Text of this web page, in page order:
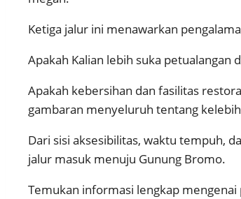
Ketiga jalur ini menawarkan
Apakah Kalian lebih suka
Apakah kebersihan dan fasilitas
gambaran menyeluruh tentang
Dari sisi aksesibilitas, waktu tempuh,
jalur masuk menuju Gunung Bromo.
Temukan informasi lengkap